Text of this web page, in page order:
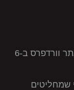
איך להתקין את התבנית ASTRA באתר וורדפרס ב-6